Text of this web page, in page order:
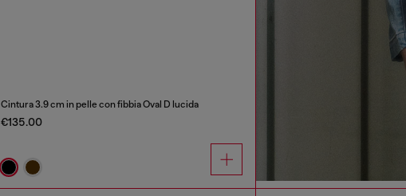
Cintura 3.9 cm in pelle con fibbia Oval D lucida
€135.00